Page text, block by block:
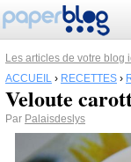
Les articles de votre blog
ACCUEIL › RECETTES ›
Veloute
Par Palaisdeslys